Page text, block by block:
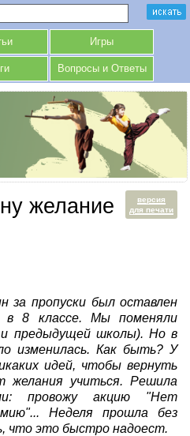
Игры
Вопросы и Ответы
версия
для печати
желание
пропуски был оставлен
в 8 классе. Мы поменяли
предыдущей школы). Но в
изменилась. Как быть? У
идей, чтобы вернуть
желания учиться. Решила
провожу акцию "Нет
Неделя прошла без
что это быстро надоест.